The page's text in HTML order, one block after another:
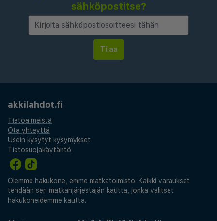
sähköpostitse?
akkilahdot.fi
Tietoa meistä
Ota yhteyttä
Usein kysytyt kysymykset
Tietosuojakäytäntö
Olemme hakukone, emme matkatoimisto. Kaikki varaukset
tehdään sen matkanjärjestäjän kautta, jonka valitset
hakukoneidemme kautta.